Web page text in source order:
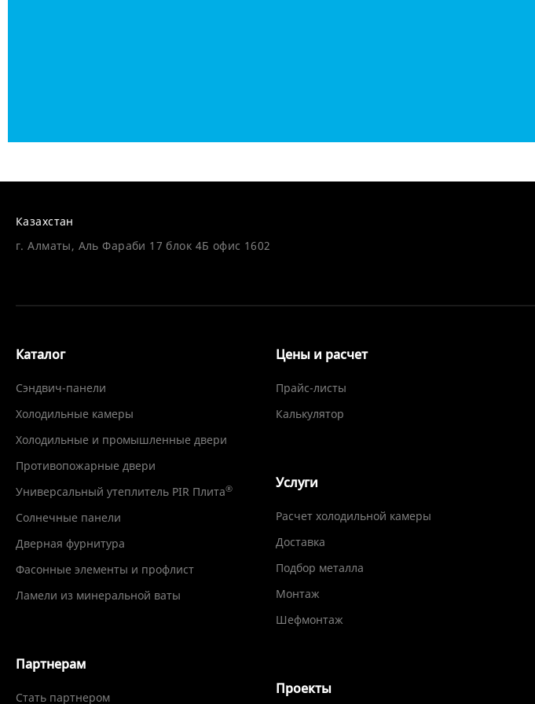
Казахстан
г. Алматы, Аль Фараби 17 блок 4Б офис 1602
Каталог
Сэндвич-панели
Холодильные камеры
Холодильные и промышленные двери
Противопожарные двери
Универсальный утеплитель PIR Плита®
Солнечные панели
Дверная фурнитура
Фасонные элементы и профлист
Ламели из минеральной ваты
Партнерам
Стать партнером
Цены и расчет
Прайс-листы
Калькулятор
Услуги
Расчет холодильной камеры
Доставка
Подбор металла
Монтаж
Шефмонтаж
Проекты